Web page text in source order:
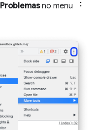
Problemasno menu